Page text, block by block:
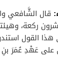
قال الشَّافعي
ركعة،
القول
على عَهْدِ عُمَرَ بنِ